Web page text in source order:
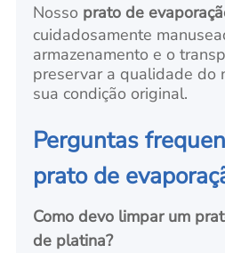
Nosso prato de
cuidadosamente
armazenamento e o
preservar a qualidade do
sua condição original.
Perguntas
prato de
Como devo limpar um
de platina?